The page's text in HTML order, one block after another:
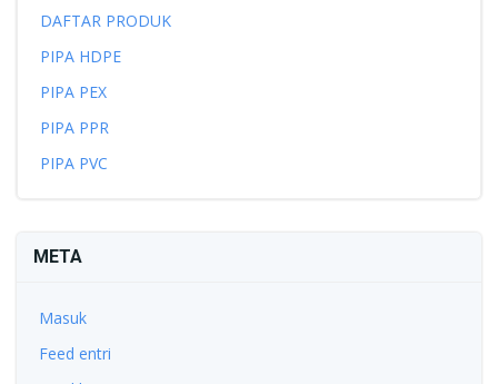
DAFTAR PRODUK
PIPA HDPE
PIPA PEX
PIPA PPR
PIPA PVC
META
Masuk
Feed entri